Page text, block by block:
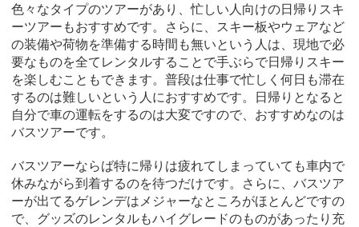
色々なタイプのツアーがあり、忙しい人向けの日帰りスキ
ーツアーもおすすめです。 さらに、スキー板やウェアなど
の装備や荷物を準備する時間も無いという人は、現地で必
要なものを全てレンタルすることで手ぶらで日帰りスキー
を楽しむこともできます。普段は仕事で忙しく何日も滞在
するのは難しいという人におすすめです。日帰りとなると
自分で車の運転をするのは大変ですので、おすすめなのは
バスツアーです。
バスツアーならば特に帰りは疲れてしまっていても車内で
休みながら到着するのを待つだけです。さらに、バスツア
ーが出てるゲレンデはメジャーなところがほとんどですの
で、グッズのレンタルもハイグレードのものがあったり充